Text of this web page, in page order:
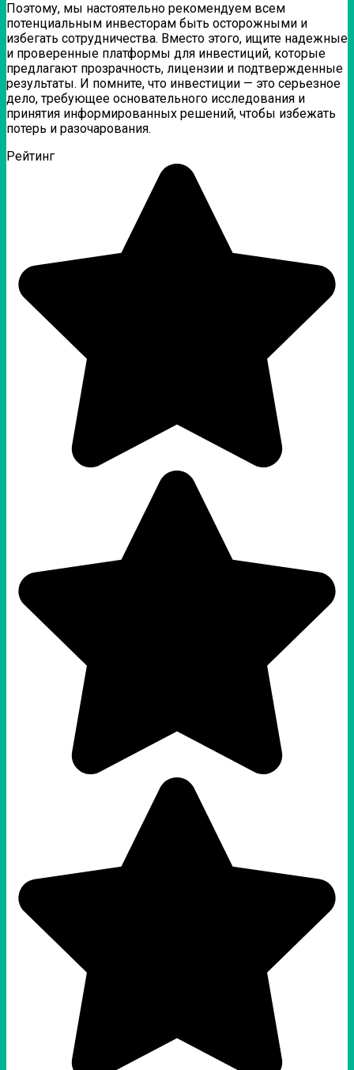
Поэтому, мы настоятельно рекомендуем всем
потенциальным инвесторам быть осторожными и
избегать сотрудничества. Вместо этого, ищите надежные
и проверенные платформы для инвестиций, которые
предлагают прозрачность, лицензии и подтвержденные
результаты. И помните, что инвестиции — это серьезное
дело, требующее основательного исследования и
принятия информированных решений, чтобы избежать
потерь и разочарования.
Рейтинг